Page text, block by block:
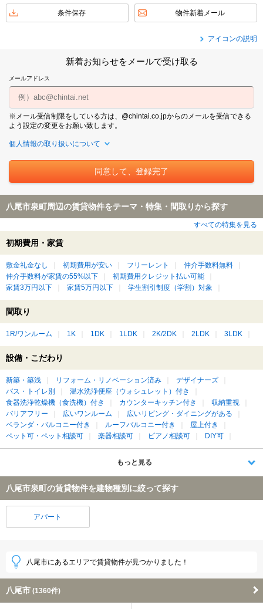
条件保存 物件新着メール
アイコンの説明
新着お知らせをメールで受け取る
メールアドレス
※メール受信制限をしている方は、@chintai.co.jpからのメールを受信できる
よう設定の変更をお願い致します。
個人情報の取り扱いについて
八尾市泉町周辺の賃貸物件をテーマ・特集・間取りから探す
すべての特集を見る
初期費用・家賃
敷金礼金なし 初期費用が安い フリーレント
仲介手数料無料
仲介手数料が家賃の55%以下
初期費用クレジット払い可能
家賃3万円以下
家賃5万円以下 学生割引制度（学割）対象
間取り
1R/ワンルーム 1K 1DK 1LDK 2K/2DK 2LDK 3LDK
設備・こだわり
新築・築浅 リフォーム・リノベーション済み
デザイナーズ
バス・トイレ別
温水洗浄便座（ウォシュレット）付き
食器洗浄乾燥機（食洗機）付き
カウンターキッチン付き
収納重視
バリアフリー
広いワンルーム
広いリビング・ダイニングがある
ベランダ・バルコニー付き
ルーフバルコニー付き
屋上付き
ペット可・ペット相談可
楽器相談可 ピアノ相談可 DIY可
もっと見る
八尾市泉町の賃貸物件を建物種別に絞って探す
アパート
八尾市にあるエリアで賃貸物件が見つかりました！
八尾市 (1360件)